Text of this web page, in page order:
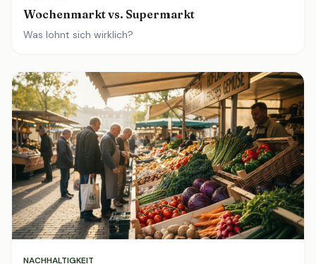
Wochenmarkt vs. Supermarkt
Was lohnt sich wirklich?
NACHHALTIGKEIT